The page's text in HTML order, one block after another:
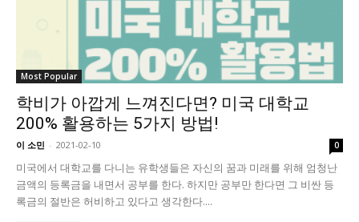
Most Popular
학비가 아깝게 느껴진다면? 미국 대학교
200% 활용하는 5가지 방법!
이 소민 - 2021-02-10 0
미국에서 대학교를 다니는 유학생들은 자신의 꿈과 미래를 위해 엄청난
금액의 등록금을 내면서 공부를 한다. 하지만 공부만 한다면 그 비싼 등
록금의 절반은 허비하고 있다고 생각한다....